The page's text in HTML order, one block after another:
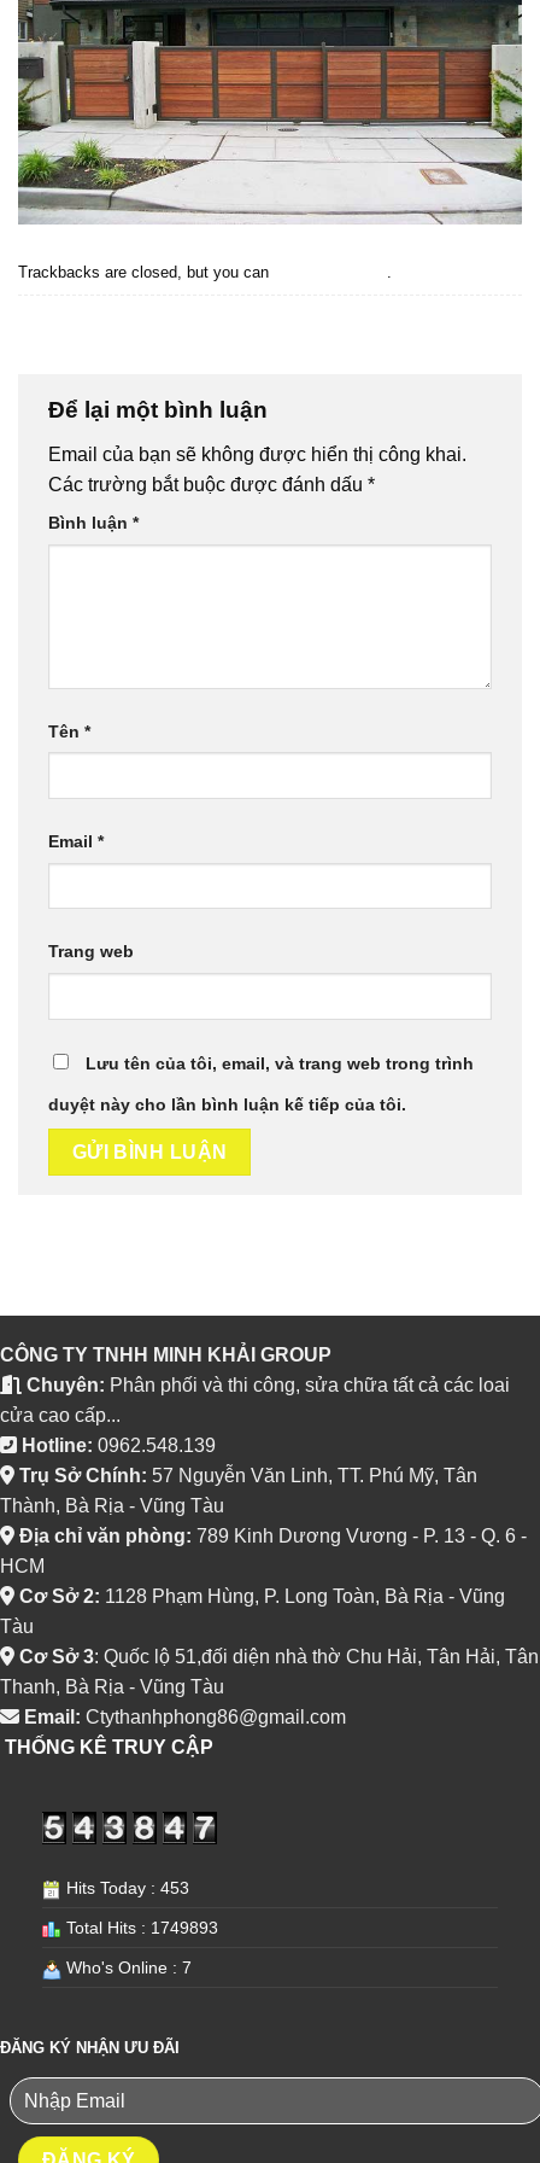
Trackbacks are closed, but you can .
Để lại một bình luận
Email của bạn sẽ không được hiển thị công khai.
Các trường bắt buộc được đánh dấu *
Bình luận *
Tên *
Email *
Trang web
Lưu tên của tôi, email, và trang web trong trình
duyệt này cho lần bình luận kế tiếp của tôi.
CÔNG TY TNHH MINH KHẢI GROUP
Chuyên: Phân phối và thi công, sửa chữa tất cả các loai
cửa cao cấp...
Hotline: 0962.548.139
Trụ Sở Chính: 57 Nguyễn Văn Linh, TT. Phú Mỹ, Tân
Thành, Bà Rịa - Vũng Tàu
Địa chỉ văn phòng: 789 Kinh Dương Vương - P. 13 - Q. 6 -
HCM
Cơ Sở 2: 1128 Phạm Hùng, P. Long Toàn, Bà Rịa - Vũng
Tàu
Cơ Sở 3: Quốc lộ 51,đối diện nhà thờ Chu Hải, Tân Hải, Tân
Thanh, Bà Rịa - Vũng Tàu
Email: Ctythanhphong86@gmail.com
THỐNG KÊ TRUY CẬP
Hits Today : 453
Total Hits : 1749893
Who's Online : 7
ĐĂNG KÝ NHẬN ƯU ĐÃI